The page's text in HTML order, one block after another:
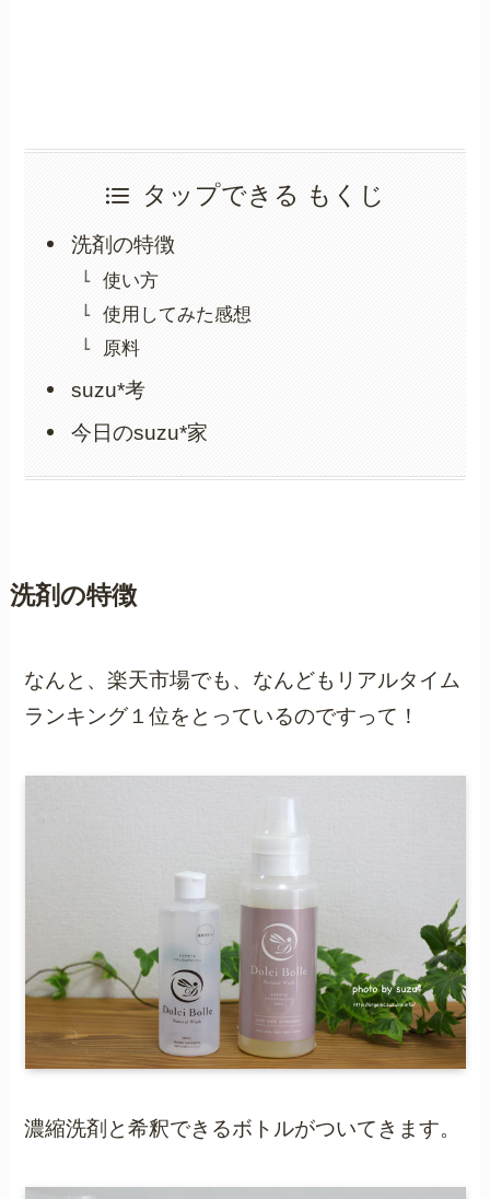
タップできる もくじ
洗剤の特徴
使い方
使用してみた感想
原料
suzu*考
今日のsuzu*家
洗剤の特徴
なんと、楽天市場でも、なんどもリアルタイム
ランキング１位をとっているのですって！
濃縮洗剤と希釈できるボトルがついてきます。